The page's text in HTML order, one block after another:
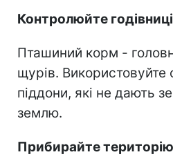
Контролюйте годівниці
Пташиний корм -
щурів. Використовуйте
піддони, які не дають
землю.
Прибирайте територію